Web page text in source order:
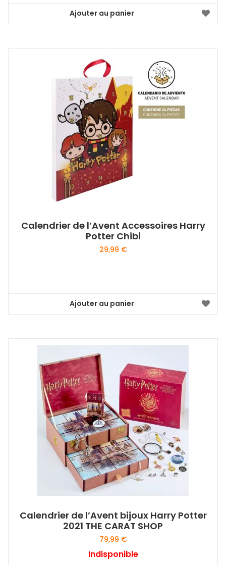
Ajouter au panier
Calendrier de l’Avent Accessoires Harry
Potter Chibi
29,99 €
Ajouter au panier
Calendrier de l’Avent bijoux Harry Potter
2021 THE CARAT SHOP
79,99 €
Indisponible